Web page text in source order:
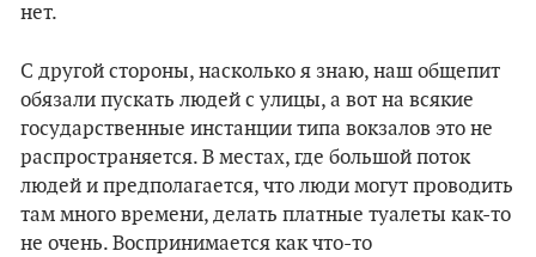
нет.
С другой стороны, насколько я знаю, наш общепит
обязали пускать людей с улицы, а вот на всякие
государственные инстанции типа вокзалов это не
распространяется. В местах, где большой поток
людей и предполагается, что люди могут проводить
там много времени, делать платные туалеты как-то
не очень. Воспринимается как что-то